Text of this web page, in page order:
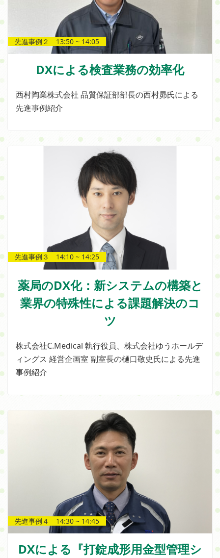
DXによる検査業務の効率化
先進事例２ 13:50 ~ 14:05
西村陶業株式会社 品質保証部部長の西村昴氏による
先進事例紹介
薬局のDX化：新システムの構築と
業界の特殊性による課題解決のコ
ツ
先進事例３ 14:10 ~ 14:25
株式会社C.Medical 執行役員、株式会社ゆうホールデ
ィングス 経営企画室 副室長の樋口敬史氏による先進
事例紹介
DXによる『打錠成形用金型管理シ
先進事例４ 14:30 ~ 14:45